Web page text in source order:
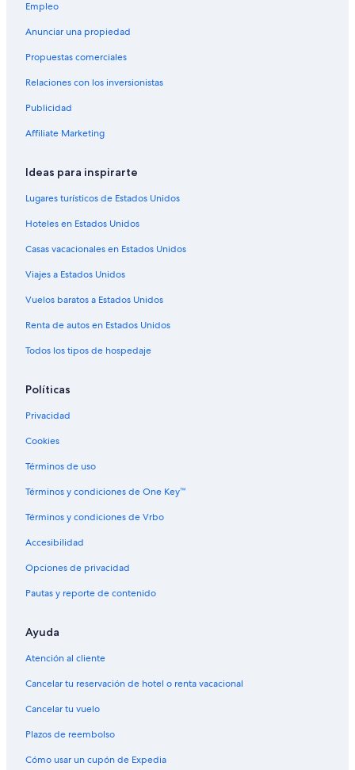
Hoteles con restaurante en Acajutla
Hoteles en Acajutla
Casas de campo en Los Cobanos
Casas de huéspedes en Los Cobanos
Hoteles con restaurante en Los Cobanos
Hoteles en Los Cobanos
Villas en Los Cobanos
Hoteles cerca de Puerto de Acajutla
Hoteles 3 estrellas en Sonzacate
Hoteles haciendas en Sonzacate
Hostales en Sonzacate
Hoteles Cápsula en Sonzacate
Hoteles en Sonzacate
Cabañas en Caluco
Hostales en Caluco
Villas en Caluco
Hoteles 3 estrellas en Punta Remedios
Hoteles en Punta Remedios
B&B en San Julián
Cabañas en San Julián
Hoteles haciendas en San Julián
Hoteles en San Julián
Hoteles con spa en Sonsonate
Hoteles para ir de compras en Sonsonate
Hoteles todo incluido en Sonsonate
Hoteles con wifi en Sonsonate
Hoteles de lujo en Sonsonate
Empleo
Anunciar una propiedad
Propuestas comerciales
Relaciones con los inversionistas
Publicidad
Affiliate Marketing
Ideas para inspirarte
Lugares turísticos de Estados Unidos
Hoteles en Estados Unidos
Casas vacacionales en Estados Unidos
Viajes a Estados Unidos
Vuelos baratos a Estados Unidos
Renta de autos en Estados Unidos
Todos los tipos de hospedaje
Políticas
Privacidad
Cookies
Términos de uso
Términos y condiciones de One Key™
Términos y condiciones de Vrbo
Accesibilidad
Opciones de privacidad
Pautas y reporte de contenido
Ayuda
Atención al cliente
Cancelar tu reservación de hotel o renta vacacional
Cancelar tu vuelo
Plazos de reembolso
Cómo usar un cupón de Expedia